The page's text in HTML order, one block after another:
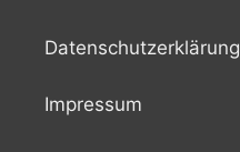
Datenschutzerklärung
Impressum